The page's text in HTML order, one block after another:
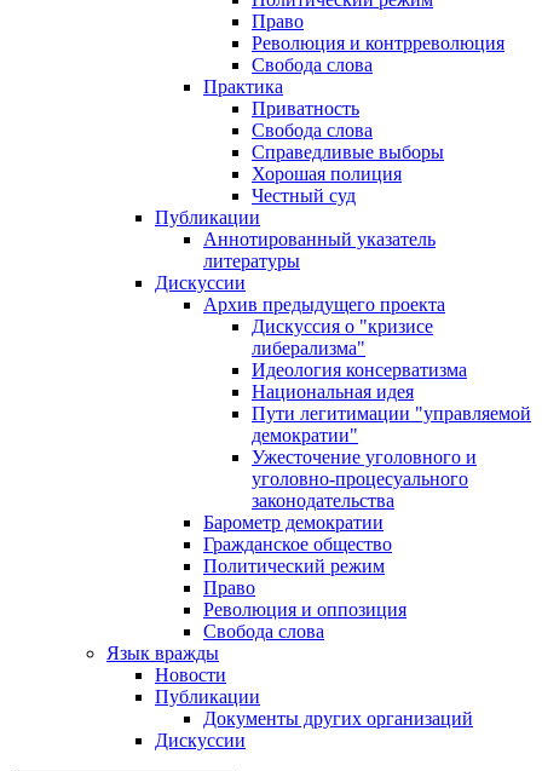
Право
Революция и контрреволюция
Свобода слова
Практика
Приватность
Свобода слова
Справедливые выборы
Хорошая полиция
Честный суд
Публикации
Аннотированный указатель
литературы
Дискуссии
Архив предыдущего проекта
Дискуссия о "кризисе
либерализма"
Идеология консерватизма
Национальная идея
Пути легитимации "управляемой
демократии"
Ужесточение уголовного и
уголовно-процесуального
законодательства
Барометр демократии
Гражданское общество
Политический режим
Право
Революция и оппозиция
Свобода слова
Язык вражды
Новости
Публикации
Документы других организаций
Дискуссии